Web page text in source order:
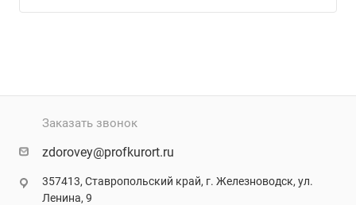
Заказать звонок
zdorovey@profkurort.ru
357413, Ставропольский край, г. Железноводск, ул.
Ленина, 9